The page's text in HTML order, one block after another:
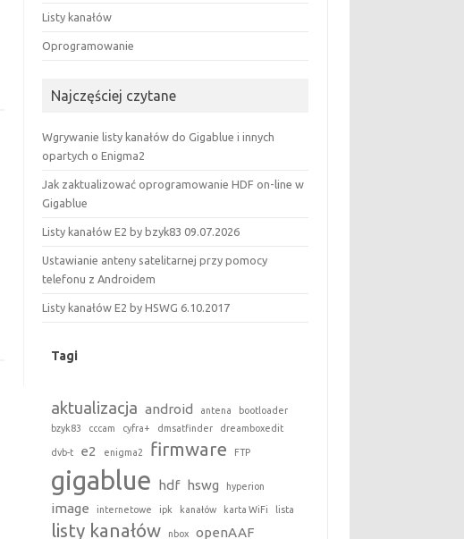
Listy kanałów
Oprogramowanie
Najczęściej czytane
Wgrywanie listy kanałów do Gigablue i innych
opartych o Enigma2
Jak zaktualizować oprogramowanie HDF on-line w
Gigablue
Listy kanałów E2 by bzyk83 09.07.2026
Ustawianie anteny satelitarnej przy pomocy
telefonu z Androidem
Listy kanałów E2 by HSWG 6.10.2017
Tagi
aktualizacja android antena
bootloader
bzyk83
cccam cyfra+ dmsatfinder dreamboxedit
dvb-t e2 enigma2 firmware FTP
gigablue hdf hswg hyperion
image internetowe ipk kanałów karta WiFi lista
listy kanałów nbox openAAF